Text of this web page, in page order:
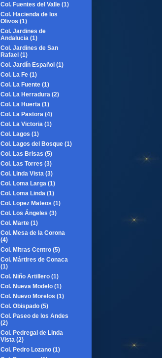
Col. Fuentes del Valle (1)
Col. Hacienda de los
Olivos (1)
Col. Jardines de
Andalucia (1)
Col. Jardines de San
Rafael (1)
Col. Jardín Español (1)
Col. La Fe (1)
Col. La Fuente (1)
Col. La Herradura (2)
Col. La Huerta (1)
Col. La Pastora (4)
Col. La Victoria (1)
Col. Lagos (1)
Col. Lagos del Bosque (1)
Col. Las Brisas (5)
Col. Las Torres (3)
Col. Linda Vista (3)
Col. Loma Larga (1)
Col. Loma Linda (1)
Col. Lopez Mateos (1)
Col. Los Ángeles (3)
Col. Marte (1)
Col. Mesa de la Corona
(4)
Col. Mitras Centro (5)
Col. Mártires de Conaca
(1)
Col. Niño Artillero (1)
Col. Nueva Modelo (1)
Col. Nuevo Morelos (1)
Col. Obispado (5)
Col. Paseo de los Andes
(2)
Col. Pedregal de Linda
Vista (2)
Col. Pedro Lozano (1)